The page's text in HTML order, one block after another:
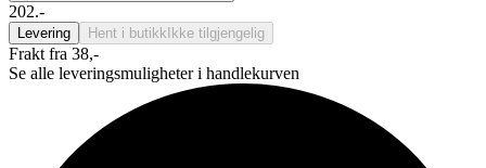
202.-
Levering Hent i butikk Ikke tilgjengelig
Frakt fra 38,-
Se alle leveringsmuligheter i handlekurven